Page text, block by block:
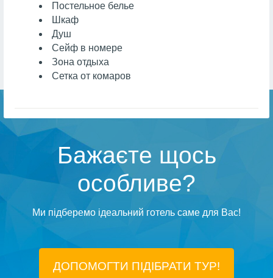
Постельное белье
Шкаф
Душ
Сейф в номере
Зона отдыха
Сетка от комаров
Бажаєте щось
особливе?
Ми підберемо ідеальний готель саме для Вас!
ДОПОМОГТИ ПІДIБРАТИ ТУР!